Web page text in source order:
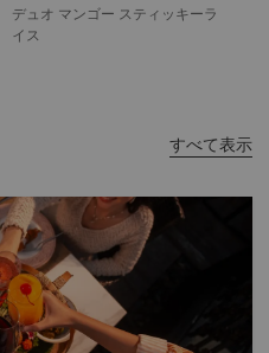
デュオ マンゴー スティッキーラ
イス
すべて表示